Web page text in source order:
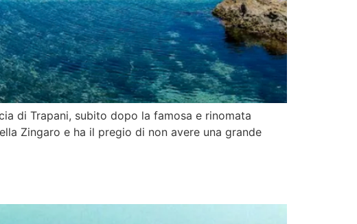
di Trapani, subito dopo la famosa e rinomata
Zingaro e ha il pregio di non avere una grande